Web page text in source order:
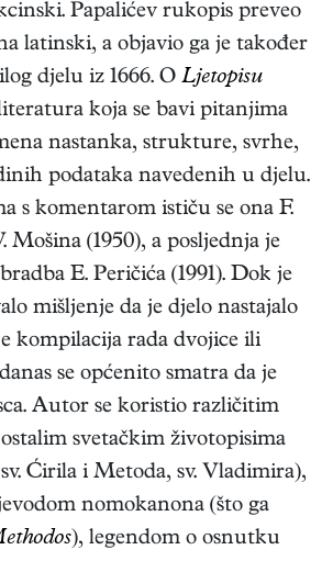
Papalićev rukopis preveo
latinski, a objavio ga je također
djelu iz 1666. O Ljetopisu
koja se bavi pitanjima
nastanka, strukture, svrhe,
podataka navedenih u djelu.
s komentarom ističu se ona F.
Mošina (1950), a posljednja je
E. Peričića (1991). Dok je
mišljenje da je djelo nastajalo
kompilacija rada dvojice ili
se općenito smatra da je
Autor se koristio različitim
svetačkim životopisima
Ćirila i Metoda, sv. Vladimira),
nomokanona (što ga
), legendom o osnutku